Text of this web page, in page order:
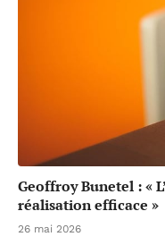
Geoffroy Bunetel : «
réalisation efficace »
26 mai 2026